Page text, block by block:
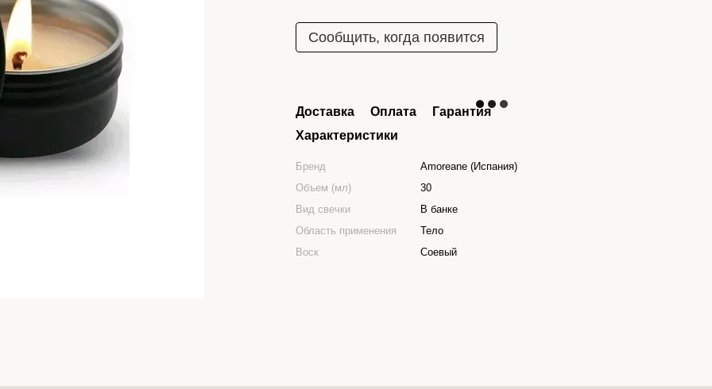
Сообщить, когда появится
Доставка Оплата
Гарантия
Характеристики
Бренд
Amoreane (Испания)
Объем (мл)
30
Вид свечки
В банке
Область применения
Тело
Воск
Соевый